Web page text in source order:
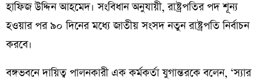
হাফিজ উদ্দিন আহমেদ। সংবিধান অনুযায়ী, রাষ্ট্রপতির পদ শূন্য
হওয়ার পর ৯০ দিনের মধ্যে জাতীয় সংসদ নতুন রাষ্ট্রপতি নির্বাচন
করবে।
বঙ্গভবনে দায়িত্ব পালনকারী এক কর্মকর্তা যুগান্তরকে বলেন, ‘স্যার